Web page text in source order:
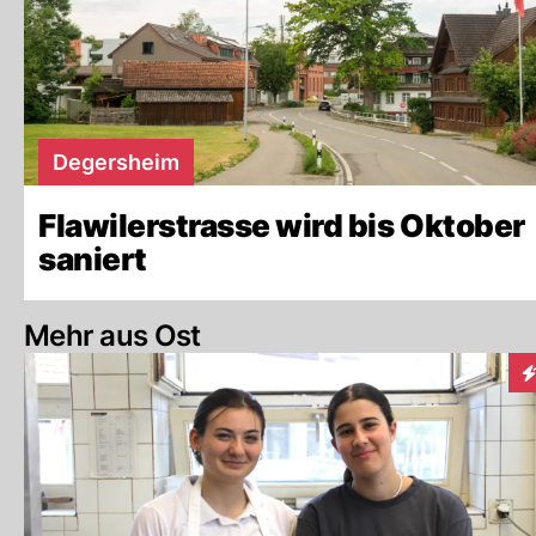
Degersheim
Flawilerstrasse wird bis Oktober
saniert
Mehr aus Ost